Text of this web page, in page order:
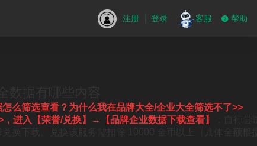
注册 登录 客服 帮助
么筛选查看？为什么我在品牌大全/企业大全筛选不了>>
， 进入【荣誉/兑换】→【品牌企业数据下载查看】